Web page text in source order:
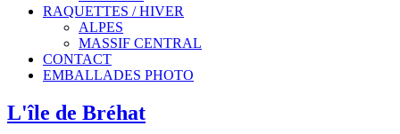
RAQUETTES / HIVER
ALPES
MASSIF CENTRAL
CONTACT
EMBALLADES PHOTO
L'île de Bréhat